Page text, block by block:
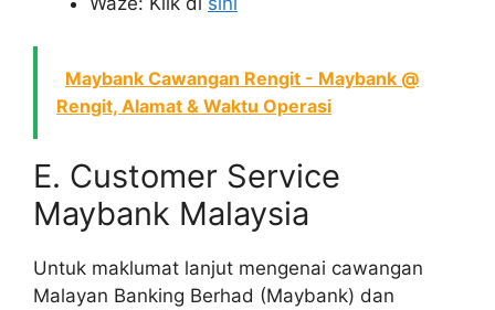
Maybank Cawangan Rengit - Maybank @
Rengit, Alamat & Waktu Operasi
E. Customer Service
Maybank Malaysia
Untuk maklumat lanjut mengenai cawangan
Malayan Banking Berhad (Maybank) dan